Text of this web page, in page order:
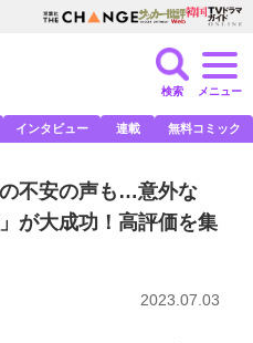
検索 メニュー
インタビュー 連載 無料コミック
不安の声も…意外な
が大成功！高評価を集
2023.07.03